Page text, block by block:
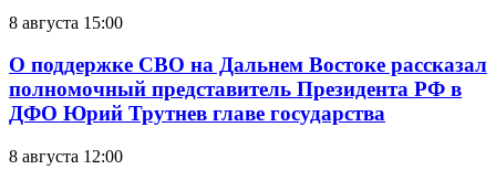
8 августа 15:00
О поддержке СВО на Дальнем Востоке рассказал
полномочный представитель Президента РФ в
ДФО Юрий Трутнев главе государства
8 августа 12:00